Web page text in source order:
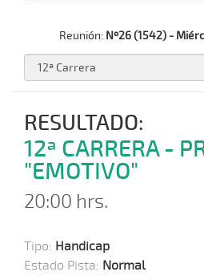
Reunión: Nº26 (1542) -
RESULTADO:
12ª CARRERA -
"EMOTIVO"
20:00 hrs.
Tipo: Handicap
Estado Pista: Normal